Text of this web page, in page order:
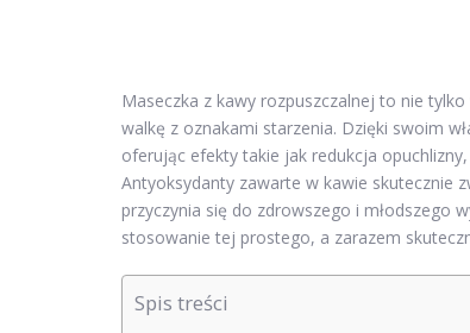
Maseczka z kawy rozpuszczalnej to nie
walkę z oznakami starzenia. Dzięki swoim
oferując efekty takie jak redukcja
Antyoksydanty zawarte w kawie skutecznie
przyczynia się do zdrowszego i młodszego
stosowanie tej prostego, a zarazem
Spis treści